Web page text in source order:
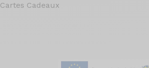
Cartes Cadeaux